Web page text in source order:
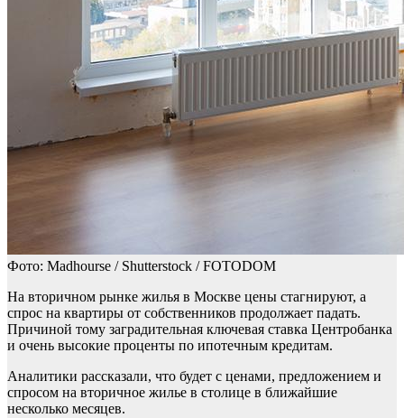
Фото: Madhourse / Shutterstock / FOTODOM
На вторичном рынке жилья в Москве цены стагнируют, а
спрос на квартиры от собственников продолжает падать.
Причиной тому заградительная ключевая ставка Центробанка
и очень высокие проценты по ипотечным кредитам.
Аналитики рассказали, что будет с ценами, предложением и
спросом на вторичное жилье в столице в ближайшие
несколько месяцев.